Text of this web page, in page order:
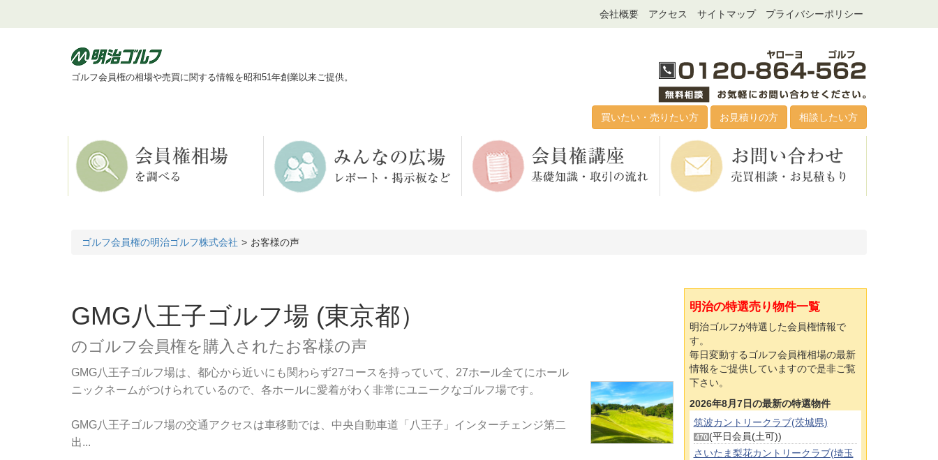
会社概要 アクセス サイトマップ プライバシーポリシー
ゴルフ会員権の相場や売買に関する情報を昭和51年創業以来ご提供。
買いたい・売りたい方 お見積りの方 相談したい方
ゴルフ会員権の明治ゴルフ株式会社 お客様の声
GMG八王子ゴルフ場 (東京都）
のゴルフ会員権を購入されたお客様の声
GMG八王子ゴルフ場は、都心から近いにも関わらず27コースを持っていて、27ホール全てにホール
ニックネームがつけられているので、各ホールに愛着がわく非常にユニークなゴルフ場です。
GMG八王子ゴルフ場の交通アクセスは車移動では、中央自動車道「八王子」インターチェンジ第二
出...
明治の特選売り物件一覧
明治ゴルフが特選した会員権情報で
す。
毎日変動するゴルフ会員権相場の最新
情報をご提供していますので是非ご覧
下さい。
2026年8月7日の最新の特選物件
筑波カントリークラブ(茨城県)
470(平日会員(土可))
さいたま梨花カントリークラブ(埼玉